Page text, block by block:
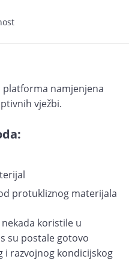
namjenjena
vježbi.
protukliznog materijala
koristile u
su postale gotovo
i razvojnog kondicijskog